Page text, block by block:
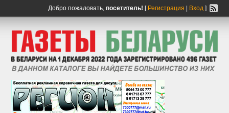
Добро пожаловать, посетитель! [ Регистрация Вход]